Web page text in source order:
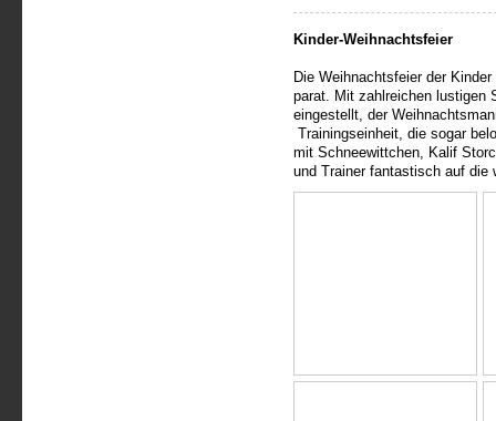
Kinder-Weihnachtsfeier
Die Weihnachtsfeier der
parat. Mit zahlreichen lustigen
eingestellt, der
Trainingseinheit, die sogar
mit Schneewittchen, Kalif
und Trainer fantastisch auf die